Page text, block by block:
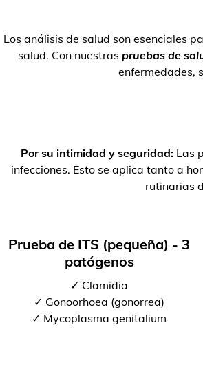
Los análisis de salud son esenciales
salud. Con nuestras pruebas de
enfermedades,
Por su intimidad y seguridad: Las
infecciones. Esto se aplica tanto a
rutinarias
Prueba de ITS (pequeña) - 3
patógenos
✓ Clamidia
✓ Gonoorhoea (gonorrea)
✓ Mycoplasma genitalium